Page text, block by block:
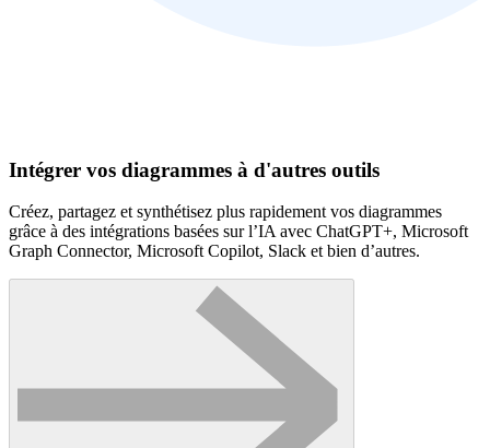
Intégrer vos diagrammes à d'autres outils
Créez, partagez et synthétisez plus rapidement vos diagrammes
grâce à des intégrations basées sur l’IA avec ChatGPT+, Microsoft
Graph Connector, Microsoft Copilot, Slack et bien d’autres.